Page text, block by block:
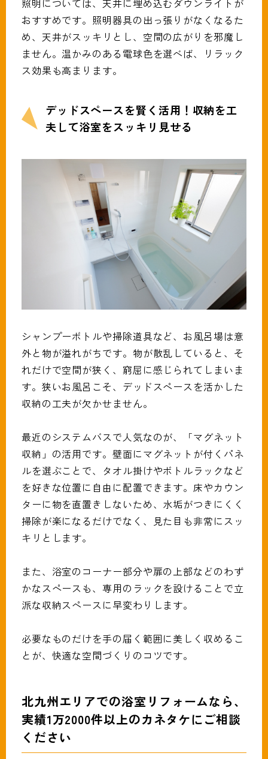
照明については、天井に埋め込むダウンライトが
おすすめです。照明器具の出っ張りがなくなるた
め、天井がスッキリとし、空間の広がりを邪魔し
ません。温かみのある電球色を選べば、リラック
ス効果も高まります。
デッドスペースを賢く活用！収納を工
夫して浴室をスッキリ見せる
シャンプーボトルや掃除道具など、お風呂場は意
外と物が溢れがちです。物が散乱していると、そ
れだけで空間が狭く、窮屈に感じられてしまいま
す。狭いお風呂こそ、デッドスペースを活かした
収納の工夫が欠かせません。
最近のシステムバスで人気なのが、「マグネット
収納」の活用です。壁面にマグネットが付くパネ
ルを選ぶことで、タオル掛けやボトルラックなど
を好きな位置に自由に配置できます。床やカウン
ターに物を直置きしないため、水垢がつきにくく
掃除が楽になるだけでなく、見た目も非常にスッ
キリとします。
また、浴室のコーナー部分や扉の上部などのわず
かなスペースも、専用のラックを設けることで立
派な収納スペースに早変わりします。
必要なものだけを手の届く範囲に美しく収めるこ
とが、快適な空間づくりのコツです。
北九州エリアでの浴室リフォームなら、
実績1万2000件以上のカネタケにご相談
ください